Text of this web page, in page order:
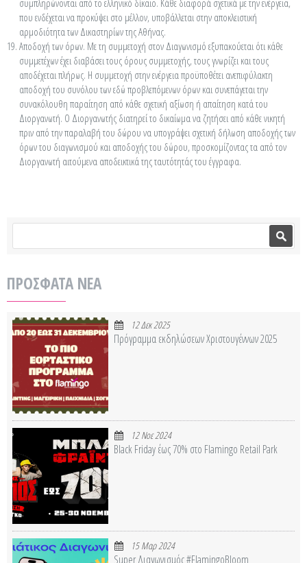
συμπληρώνονται από το ελληνικό δίκαιο. Κάθε διαφορά σχετικά με την ενέργεια,
που ενδέχεται να προκύψει στο μέλλον, υποβάλλεται στην αποκλειστική
αρμοδιότητα των Δικαστηρίων της Αθήνας.
Αποδοχή των όρων. Με τη συμμετοχή στον Διαγωνισμό εξυπακούεται ότι κάθε
συμμετέχων έχει διαβάσει τους όρους συμμετοχής, τους γνωρίζει και τους
αποδέχεται πλήρως. Η συμμετοχή στην ενέργεια προϋποθέτει ανεπιφύλακτη
αποδοχή του συνόλου των εδώ προβλεπόμενων όρων και συνεπάγεται την
συνακόλουθη παραίτηση από κάθε σχετική αξίωση ή απαίτηση κατά του
Διοργανωτή. Ο Διοργανωτής διατηρεί το δικαίωμα να ζητήσει από κάθε νικητή
πριν από την παραλαβή του δώρου να υπογράψει σχετική δήλωση αποδοχής των
όρων του διαγωνισμού και αποδοχής του δώρου, προσκομίζοντας τα από τον
Διοργανωτή αιτούμενα αποδεικτικά της ταυτότητάς του έγγραφα.
ΠΡΟΣΦΑΤΑ ΝΕΑ
12 Δεκ 2025
Πρόγραμμα εκδηλώσεων Χριστουγέννων 2025
12 Νοε 2024
Black Friday έως 70% στο Flamingo Retail Park
15 Μαρ 2024
Super Διαγωνισμός #FlamingoBloom